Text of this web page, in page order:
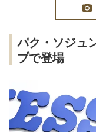
パク・ソジュ
プで登場